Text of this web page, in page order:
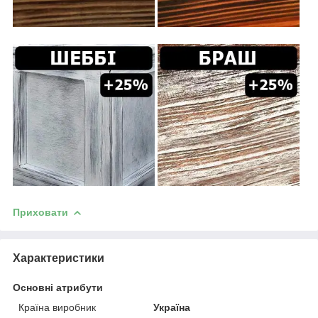
Приховати
Характеристики
Основні атрибути
Країна виробник
Україна